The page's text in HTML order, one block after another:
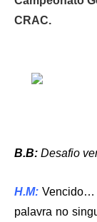
CRAC.
B.B: Desafio
H.M: Vencido…
palavra no